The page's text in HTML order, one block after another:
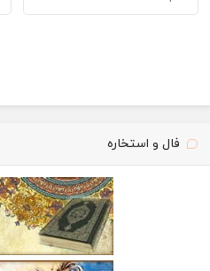
فال و استخاره